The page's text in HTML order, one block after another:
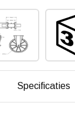
Specificaties